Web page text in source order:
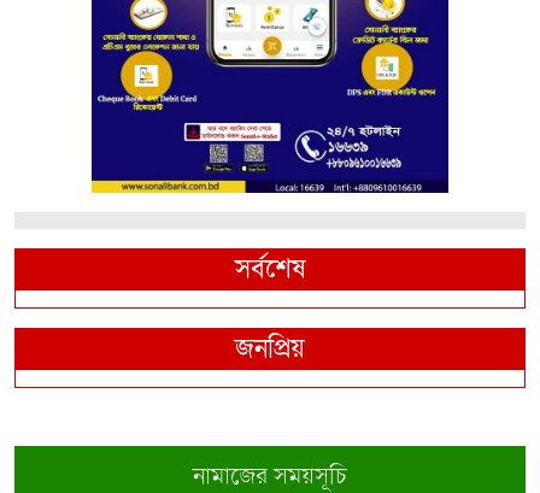
সর্বশেষ
জনপ্রিয়
নামাজের সময়সূচি